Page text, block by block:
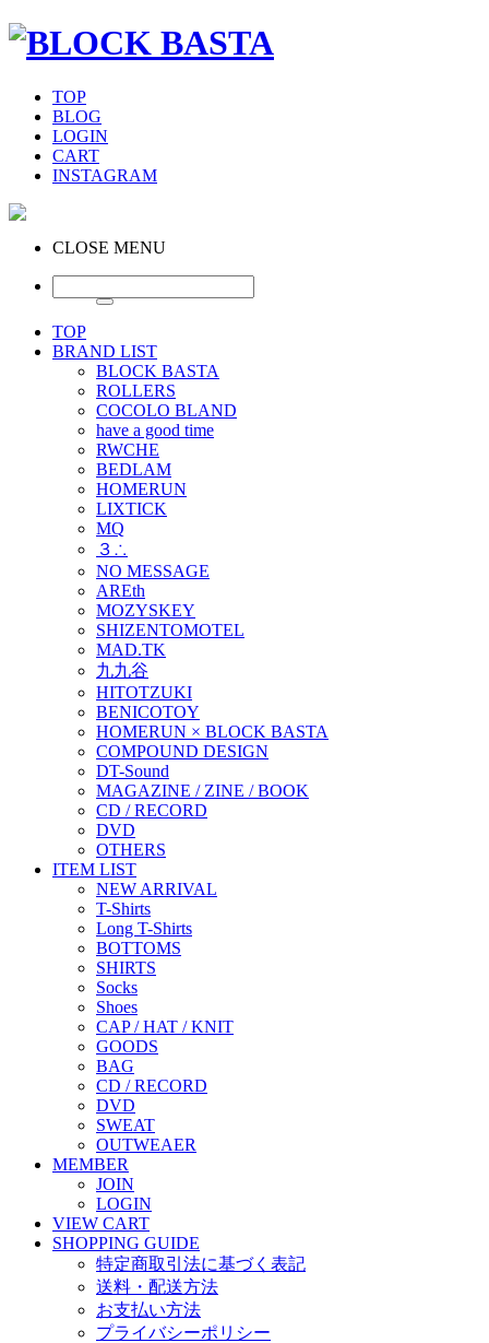
TOP
BLOG
LOGIN
CART
INSTAGRAM
CLOSE MENU
TOP
BRAND LIST
BLOCK BASTA
ROLLERS
COCOLO BLAND
have a good time
RWCHE
BEDLAM
HOMERUN
LIXTICK
MQ
３∴
NO MESSAGE
AREth
MOZYSKEY
SHIZENTOMOTEL
MAD.TK
九九谷
HITOTZUKI
BENICOTOY
HOMERUN × BLOCK BASTA
COMPOUND DESIGN
DT-Sound
MAGAZINE / ZINE / BOOK
CD / RECORD
DVD
OTHERS
ITEM LIST
NEW ARRIVAL
T-Shirts
Long T-Shirts
BOTTOMS
SHIRTS
Socks
Shoes
CAP / HAT / KNIT
GOODS
BAG
CD / RECORD
DVD
SWEAT
OUTWEAER
MEMBER
JOIN
LOGIN
VIEW CART
SHOPPING GUIDE
特定商取引法に基づく表記
送料・配送方法
お支払い方法
プライバシーポリシー